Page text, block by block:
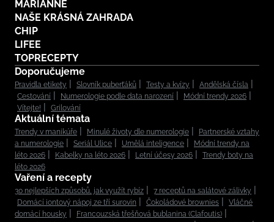
MARIANNE
NAŠE KRÁSNÁ ZAHRADA
CHIP
LIFEE
TOPRECEPTY
Doporučujeme
Pravidla etikety Slovník puberťáků Testy a kvízy
Andělská čísla
Cestování
Numerologie podle data narození
Módní trendy 2026
Vítejte!
Grilování
Aktuální témata
Trendy v manikúře Minulé životy dle numerologie
Partnerské vztahy
a numerologie
Seriál Ulice Umělá inteligence
Módní trendy na
léto 2026
Kabelky na léto 2026 Letní účesy 2026
Trendy boty na
léto 2026
Vaření a recepty
30 nejlepších způsobů, jak využít rybíz
7 receptů na salátové zálivky
Domácí iontový nápoj ze tří surovin
Čokoládové brownies
Vláčné
domácí housky
Francouzská třešňová bublanina (Clafoutis)